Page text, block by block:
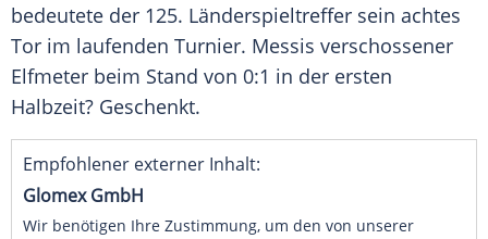
bedeutete der 125. Länderspieltreffer sein achtes
Tor im laufenden Turnier. Messis verschossener
Elfmeter beim Stand von 0:1 in der ersten
Halbzeit? Geschenkt.
Empfohlener externer Inhalt:
Glomex GmbH
Wir benötigen Ihre Zustimmung, um den von unserer